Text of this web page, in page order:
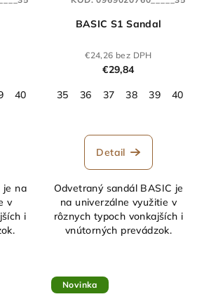
40 42 43 44 45 46 47
je na
v
i
BASIC S1 Sandal
€24,26 bez DPH
€29,84
35
36 37 38 39 40
Detail
Odvetraný sandál BASIC je
na univerzálne využitie v
rôznych typoch vonkajších i
vnútorných prevádzok.
Novinka